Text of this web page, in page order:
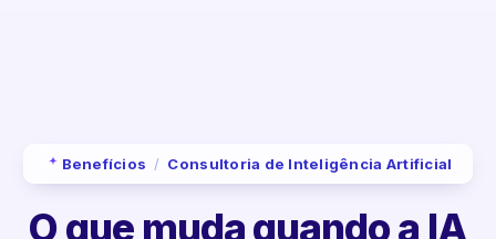
Benefícios / Consultoria de Inteligência Artificial
O que muda quando a IA